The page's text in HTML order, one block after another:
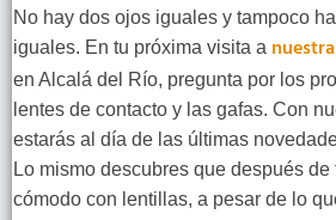
No hay dos ojos iguales y tampoco
iguales. En tu próxima visita a
en Alcalá del Río, pregunta por los
lentes de contacto y las gafas. Con
estarás al día de las últimas
Lo mismo descubres que después de
cómodo con lentillas, a pesar de lo